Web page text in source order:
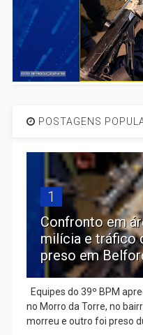
POSTAGENS
1
Confronto em
milícia e tráfico
preso em
Equipes do 39º BPM
no Morro da Torre, no
morreu e outro foi preso